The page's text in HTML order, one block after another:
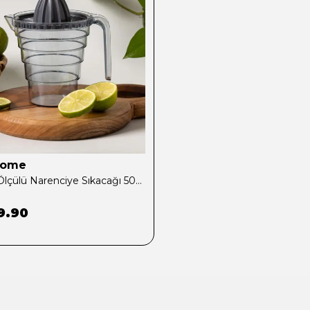
Pena Ölçülü Narenciye Sıkacağı 500ml Gri